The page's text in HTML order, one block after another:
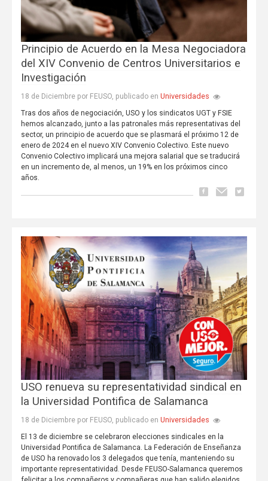
Principio de Acuerdo en la Mesa Negociadora
del XIV Convenio de Centros Universitarios e
Investigación
18 de Diciembre por FEUSO, publicado en Universidades
Tras dos años de negociación, USO y los sindicatos UGT y FSIE
hemos alcanzado, junto a las patronales más representativas del
sector, un principio de acuerdo que se plasmará el próximo 12 de
enero de 2024 en el nuevo XIV Convenio Colectivo. Este nuevo
Convenio Colectivo implicará una mejora salarial que se traducirá
en un incremento de, al menos, un 19% en los próximos cinco
años.
USO renueva su representatividad sindical en
la Universidad Pontifica de Salamanca
18 de Diciembre por FEUSO, publicado en Universidades
El 13 de diciembre se celebraron elecciones sindicales en la
Universidad Pontifica de Salamanca. La Federación de Enseñanza
de USO ha renovado los 3 delegados que tenía, manteniendo su
importante representatividad. Desde FEUSO-Salamanca queremos